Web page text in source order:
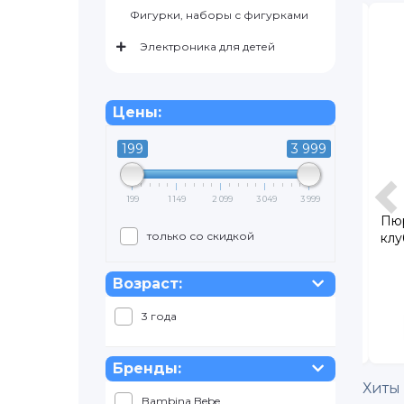
Фигурки, наборы с фигурками
Электроника для детей
Цены:
199 3 999
199 1 149 2 099 3 049 3 999
только со скидкой
Возраст:
3 года
Бренды:
Bambina Bebe
в наличии
детское с пребиотик. и
г (Молочко Nestle Nestogen 4
детское с пребиотиками и
мес. 900 г)
899
1 129